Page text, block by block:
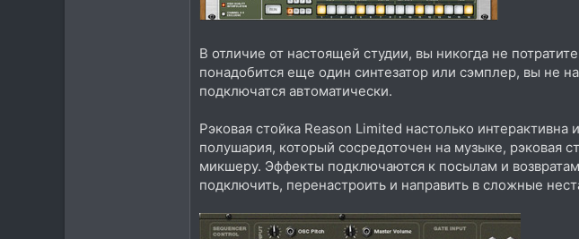
В отличие от настоящей студии, вы никогда не
понадобится еще один синтезатор или сэмплер, вы не
подключатся автоматически.
Рэковая стойка Reason Limited настолько
полушария, который сосредоточен на музыке, рэковая
микшеру. Эффекты подключаются к посылам и
подключить, перенастроить и направить в сложные